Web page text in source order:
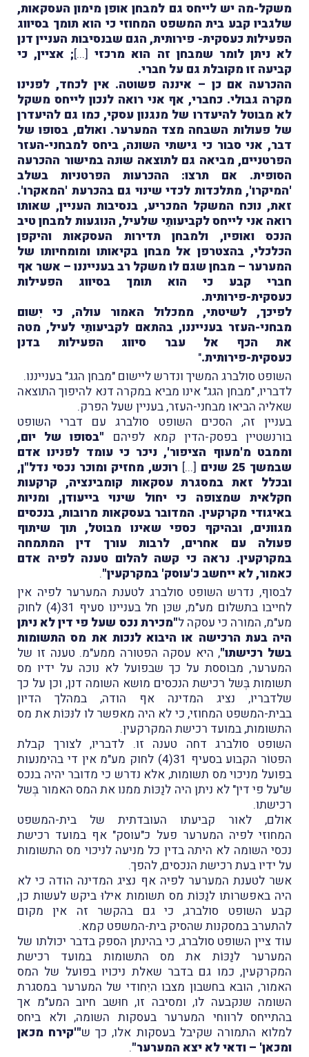
משקל-מה יש לייחס גם למבחן אופן מימון העסקאות,
שלגביו קבע בית המשפט המחוזי כי הוא תומך בסיווג
הפעילות כעסקית- פירותית, הגם שבנסיבות העניין דנן
לא ניתן לומר שמבחן זה הוא מרכזי[...]; אציין, כי
קביעה זו מקובלת גם על חברי.
ההכרעה אם כן – איננה פשוטה. אין לכחד, לפנינו
מקרה גבולי. כחברי, אף אני רואה לנכון לייחס משקל
לא מבוטל להיעדרו של מנגנון עסקי, כמו גם להיעדרן
של פעולות השבחה מצד המערער. ואולם, בסופו של
דבר, אני סבור כי גישתי השונה, ביחס למבחני-העזר
הפרטניים, מביאה גם לתוצאה שונה במישור ההכרעה
הסופית. אם תרצו: ההכרעות הפרטניות בשלב
'המיקרו', מתלכדות לכדי שינוי גם בהכרעת 'המאקרו'.
זאת, נוכח המשקל המכריע, בנסיבות העניין, שאותו
רואה אני לייחס לקביעותַי שלעיל, הנוגעות למבחן טיב
הנכס ואופיו, ולמבחן תדירות העסקאות והיקפן
הכלכלי, בהצטרפן אל מבחן בקיאותו ומומחיותו של
המערער – מבחן שגם לו משקל רב בענייננו – אשר אף
חברי קבע כי הוא תומך בסיווג הפעילות
כעסקית-פירותית.
לפיכך, לשיטתי, ממכלול האמור עולה, כי יִשום
מבחני-העזר בענייננו, בהתאם לקביעותַי לעיל, מטה
את הכף אל עבר סיווג הפעילות בדנן
כעסקית-פירותית."
השופט סולברג המשיך ונדרש ליישום "מבחן הגג" בענייננו.
לדבריו, "מבחן הגג" אינו מביא במקרה דנא להיפוך התוצאה
שאליה הביאו מבחני-העזר, בעניין שעל הפרק.
בעניין זה, הסכים השופט סולברג עם דברי השופט
בורנשטיין בפסק-הדין קמא לפיהם "בסופו של יום,
וממבט מ'מעוף הציפור', ניכר כי עומד לפנינו אדם
שבמשך 25 שנים
[...] רוכש, מחזיק ומוכר נכסי נדל"ן,
ובכלל זאת במסגרת עסקאות קומבינציה, קרקעות
חקלאית שמצופה כי יחול שינוי בייעודן, ומניות
באיגודי מקרקעין. המדובר בעסקאות מרובות, בנכסים
מגוונים, ובהיקף כספי שאינו מבוטל, תוך שיתוף
פעולה עם אחרים, לרבות עורך דין המתמחה
במקרקעין. נראה כי קשה להלום טענה לפיה אדם
כאמור, לא ייחשב כ'עוסק' במקרקעין".
לבסוף, נדרש השופט סולברג לטענת המערער לפיה אין
לחייבו בתשלום מע"מ, שכּן חל בעניינו סעיף 31(4) לחוק
מע"מ, המורה כי עסקה ל"מכירת נכס שעל פי דין לא ניתן
היה בעת הרכישה או היבוא לנכות את מס התשומות
בשל רכישתו", היא עסקה הפטורה ממע"מ. טענה זו של
המערער, מבוססת על כך שבפועל לא נוכה על ידיו מס
תשומות בְּשל רכישת הנכסים מושא השומה דנן, וכן על כך
שלדבריו, נציג המדינה אף הודה, במהלך הדיון
בבית-המשפט המחוזי, כי לא היה מאפשר לו לנּכּוֹת את מס
התשומות, במועד רכישת המקרקעין.
השופט סולברג דחה טענה זו. לדבריו, לצורך קבלת
הפטוֹר הקבוע בסעיף 31(4) לחוק מע"מ אין די בהימנעות
בפועל מניכוי מס תשומות, אלא נדרש כי מדובר יהיה בנכס
ש"על פי דין" לא ניתן היה לנַכּוֹת ממנו את המס האמור בְּשל
רכישתו.
אולם, לאור קביעתו העובדתית של בית-המשפט
המחוזי לפיה המערער פעל כ"עוסק" אף במועד רכישת
נכסי השומה לא היתה בדין כל מניעה לניכוי מס התשומות
על ידיו בעת רכישת הנכסים, להפך.
אשר לטענת המערער לפיה אף נציג המדינה הודה כי לא
היה באפשרותו לנַכּוֹת מס תשומות אילוּ ביקש לעשות כן,
קבע השופט סולברג, כי גם בהקשר זה אין מקום
להתערב במסקנות שהסיק בית-המשפט קמא.
עוד ציין השופט סולברג, כי בהינתן הספק בדבר יכולתו של
המערער לנַכּוֹת את מס התשומות במועד רכישת
המקרקעין, כמו גם בדבר שאלת ניכויו בפועל של המס
האמור, הובא בחשבון מצבו היִחודי של המערער במסגרת
השומה שנקבעה לו, ומסיבה זו, חוּשב חיוב המע"מ אך
בהתייחס לרווחי המערער בעסקות השומה, ולא ביחס
למלוא התמורה שקיבל בעסקות אלו, כך ש"'קירח מכאן
ומכאן' – ודאי לא יצא המערער".